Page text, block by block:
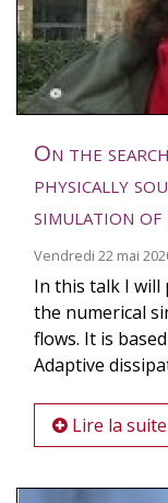
On the
physically
simulation
Vendredi 22 mai
In this talk I
the numerical
flows. It is
Adaptive
Lire la suite